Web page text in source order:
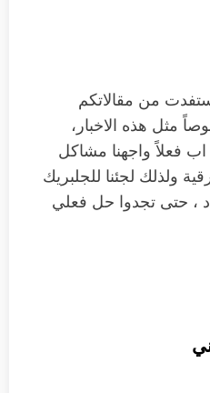
من مقالاتكم
مثل هذه الاخبار،
اب فعلاً واجهنا مشاكل
ولذلك لجئنا للجلبريك
، حتى تجدوا حل فعلي